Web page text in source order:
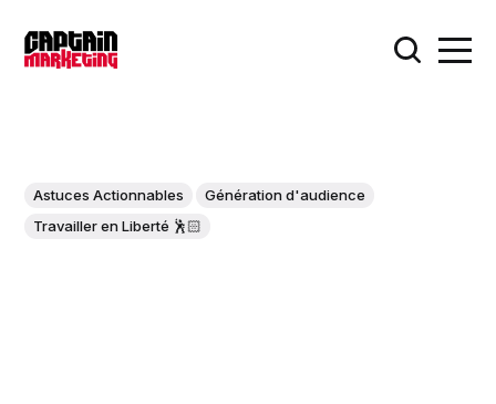
Astuces Actionnables
Génération d'audience
Travailler en Liberté 🕺🏻